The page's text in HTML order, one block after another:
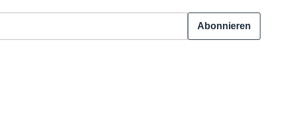
Abonnieren